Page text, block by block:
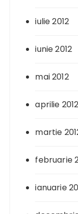
iulie 2012
iunie 2012
mai 2012
aprilie 2012
martie
februarie
ianuarie